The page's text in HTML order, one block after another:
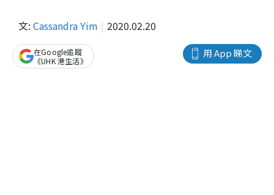
文: Cassandra Yim 2020.02.20
用 App 睇文
在Google追蹤
《UHK 港生活》